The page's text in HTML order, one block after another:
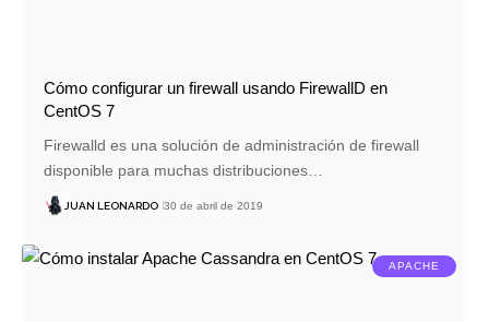
Cómo configurar un firewall usando FirewallD en
CentOS 7
Firewalld es una solución de administración de firewall
disponible para muchas distribuciones…
JUAN LEONARDO 30 de abril de 2019
APACHE